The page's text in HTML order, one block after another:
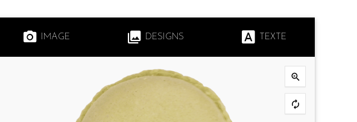
IMAGE DESIGNS TEXTE